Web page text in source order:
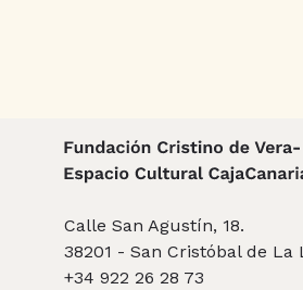
Calle San Agustín, 18.
38201 - San Cristóbal de La
+34 922 26 28 73